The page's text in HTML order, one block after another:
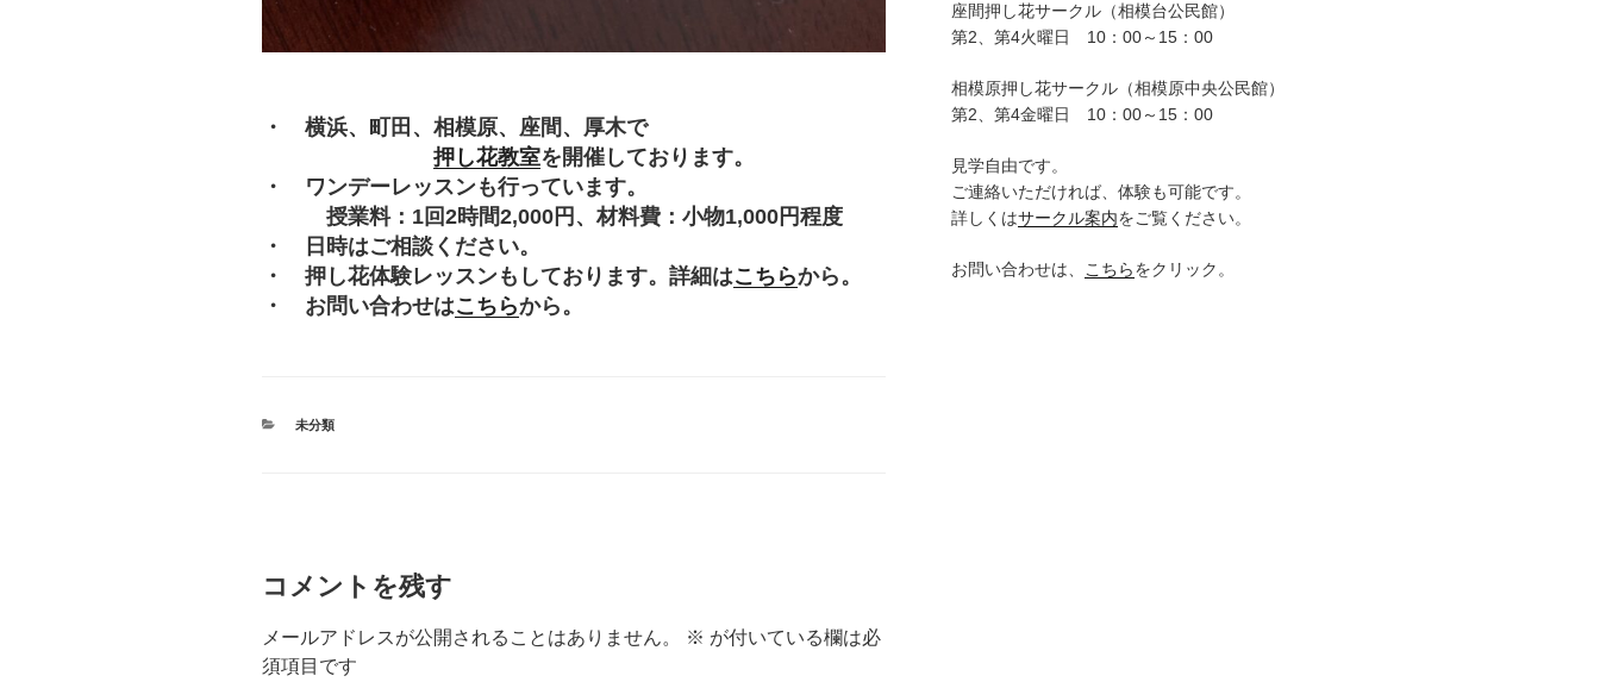
・ 横浜、町田、相模原、座間、厚木で
押し花教室を開催しております。
・ ワンデーレッスンも行っています。
授業料：1回2時間2,000円、材料費：小物1,000円程度
・ 日時はご相談ください。
・ 押し花体験レッスンもしております。詳細はこちらから。
・ お問い合わせはこちらから。
カ
未分類
コメントを残す
メールアドレスが公開されることはありません。 ※ が付いている欄は必
須項目です
座間押し花サークル（相模台公民館）
第2、第4火曜日 10：00～15：00
相模原押し花サークル（相模原中央公民館）
第2、第4金曜日 10：00～15：00
見学自由です。
ご連絡いただければ、体験も可能です。
詳しくはサークル案内をご覧ください。
お問い合わせは、 こちらをクリック。